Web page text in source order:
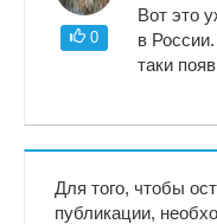
0
Вот это
в
таки
Для того, чтобы
публикации,